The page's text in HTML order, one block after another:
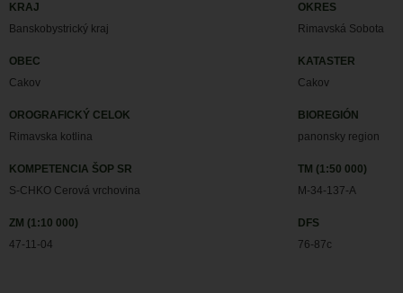
KRAJ
Banskobystrický kraj
OKRES
Rimavská Sobota
OBEC
Cakov
KATASTER
Cakov
OROGRAFICKÝ CELOK
Rimavska kotlina
BIOREGIÓN
panonsky region
KOMPETENCIA ŠOP SR
S-CHKO Cerová vrchovina
TM (1:50 000)
M-34-137-A
ZM (1:10 000)
47-11-04
DFS
76-87c